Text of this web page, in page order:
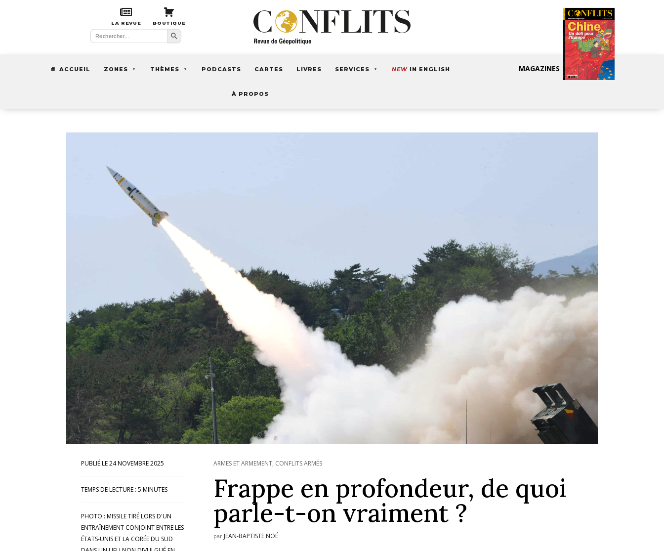
LA REVUE BOUTIQUE
Search
for:
Search Button
ACCUEIL ZONES THÈMES PODCASTS CARTES LIVRES SERVICES NEW IN ENGLISH
À PROPOS
MAGAZINES
24 NOVEMBRE 2025
TEMPS DE LECTURE : 5 MINUTES
PHOTO : MISSILE TIRÉ LORS D'UN
ENTRAÎNEMENT CONJOINT ENTRE LES
ÉTATS-UNIS ET LA CORÉE DU SUD
ARMES ET ARMEMENT, CONFLITS ARMÉS
Frappe en profondeur, de quoi
parle-t-on vraiment ?
par JEAN-BAPTISTE NOÉ